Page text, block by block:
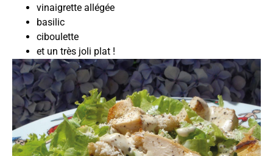
vinaigrette allégée
basilic
ciboulette
et un très joli plat !